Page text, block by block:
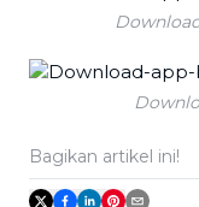
Bagikan artikel ini!